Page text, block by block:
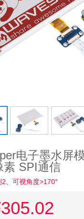
电子墨水屏
素 SPI通信
、可视角度>170°
.02